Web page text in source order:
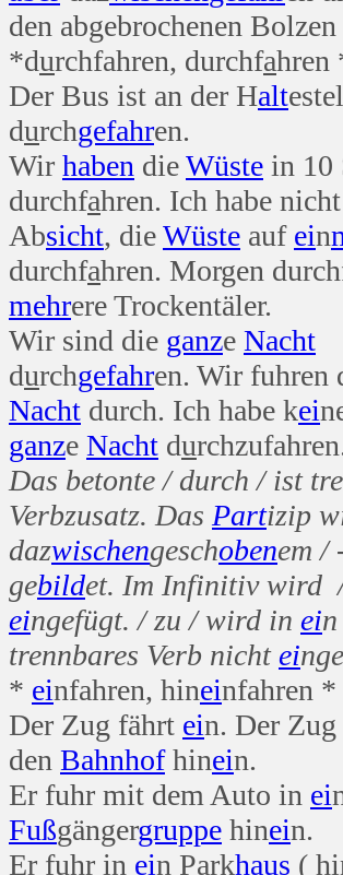
den abgebrochenen
*durchfahren, durchfahren
Der Bus ist an der Halt
durchgefahren.
Wir haben dieWüste in 10
durchfahren. Ich habe
Absicht, dieWüste auf ein
durchfahren. Morgen
mehrere Trockentäler.
Wir sind die ganze Nacht
durchgefahren. Wir fuhren
Nacht durch. Ich habe kei
ganze Nacht du
Das betonte / durch / ist
Verbzusatz. Das Partizip
dazwischengeschobenem /
gebildet. Im Infinitiv wird
eingefügt. / zu / wird in ei
trennbares Verb nichtei
* einfahren, hineinfahren *
Der Zug fährt ein. Der
den Bahnhofhinein.
Er fuhr mit dem Auto in ei
Fußgängergruppe hinein.
Er fuhr in ein Parkhaus (